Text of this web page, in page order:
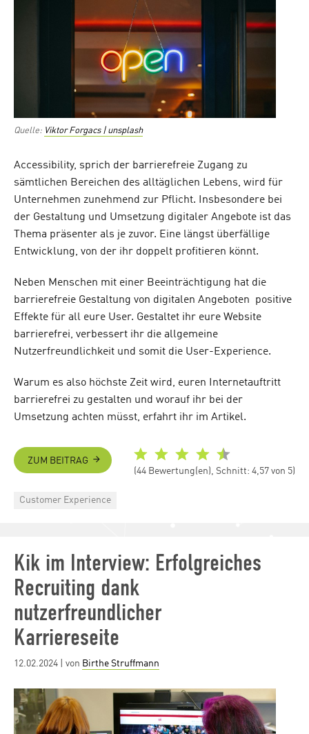
Quelle: Viktor Forgacs | unsplash
Accessibility, sprich der barrierefreie Zugang zu
sämtlichen Bereichen des alltäglichen Lebens, wird für
Unternehmen zunehmend zur Pflicht. Insbesondere bei
der Gestaltung und Umsetzung digitaler Angebote ist das
Thema präsenter als je zuvor. Eine längst überfällige
Entwicklung, von der ihr doppelt profitieren könnt.
Neben Menschen mit einer Beeinträchtigung hat die
barrierefreie Gestaltung von digitalen Angeboten positive
Effekte für all eure User. Gestaltet ihr eure Website
barrierefrei, verbessert ihr die allgemeine
Nutzerfreundlichkeit und somit die User-Experience.
Warum es also höchste Zeit wird, euren Internetauftritt
barrierefrei zu gestalten und worauf ihr bei der
Umsetzung achten müsst, erfahrt ihr im Artikel.
ZUM BEITRAG
(44 Bewertung(en), Schnitt: 4,57 von 5)
Categories
Customer Experience
Kik im Interview: Erfolgreiches
Recruiting dank
nutzerfreundlicher
Karriereseite
Posted
12.02.2024 | von Birthe Struffmann